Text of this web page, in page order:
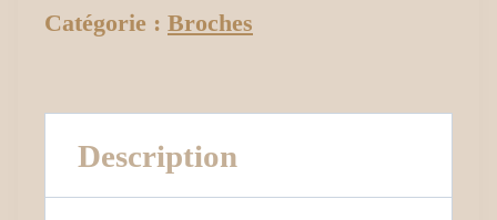
Catégorie : Broches
Description